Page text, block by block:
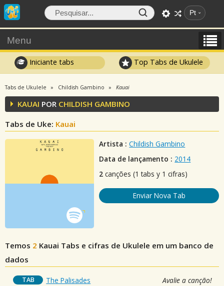
Pt
Menu
Iniciante tabs Top Tabs de Ukulele
Tabs de Ukulele Childish Gambino Kauai
KAUAI POR CHILDISH GAMBINO
Tabs de Uke: Kauai
Artista : Childish Gambino
Data de lançamento : 2014
2 canções (1 tabs y 1 cifras)
Enviar Nova Tab
Temos 2 Kauai Tabs e cifras de Ukulele em um banco de
dados
TAB The Palisades Avalie a canção!